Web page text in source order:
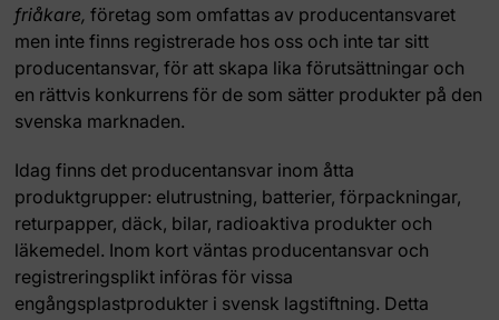
friåkare, företag som omfattas av producentansvaret
men inte finns registrerade hos oss och inte tar sitt
producentansvar, för att skapa lika förutsättningar och
en rättvis konkurrens för de som sätter produkter på den
svenska marknaden.
Idag finns det producentansvar inom åtta
produktgrupper: elutrustning, batterier, förpackningar,
returpapper, däck, bilar, radioaktiva produkter och
läkemedel. Inom kort väntas producentansvar och
registreringsplikt införas för vissa
engångsplastprodukter i svensk lagstiftning. Detta